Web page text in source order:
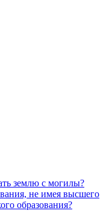
землю с могилы?
не имея высшего
образования?